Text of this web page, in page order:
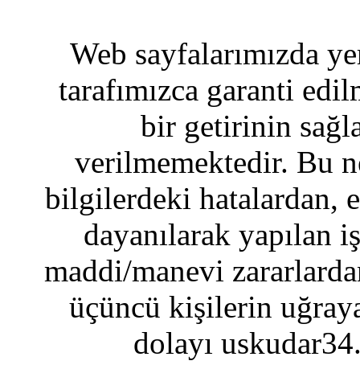
Web sayfalarımızda
tarafımızca garanti
bir getirinin
verilmemektedir. Bu
bilgilerdeki hatalardan,
dayanılarak yapılan
maddi/manevi
üçüncü kişilerin
dolayı